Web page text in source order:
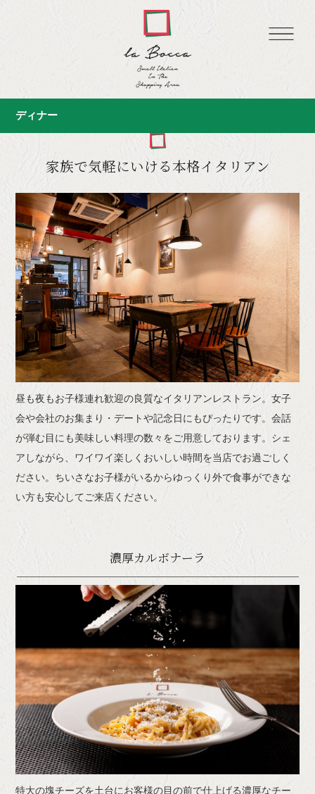
ディナー
家族で気軽にいける本格イタリアン
昼も夜もお子様連れ歓迎の良質なイタリアンレストラン。女子
会や会社のお集まり・デートや記念日にもぴったりです。会話
が弾む目にも美味しい料理の数々をご用意しております。シェ
アしながら、ワイワイ楽しくおいしい時間を当店でお過ごしく
ださい。ちいさなお子様がいるからゆっくり外で食事ができな
い方も安心してご来店ください。
濃厚カルボナーラ
特大の塊チーズを土台にお客様の目の前で仕上げる濃厚なチー